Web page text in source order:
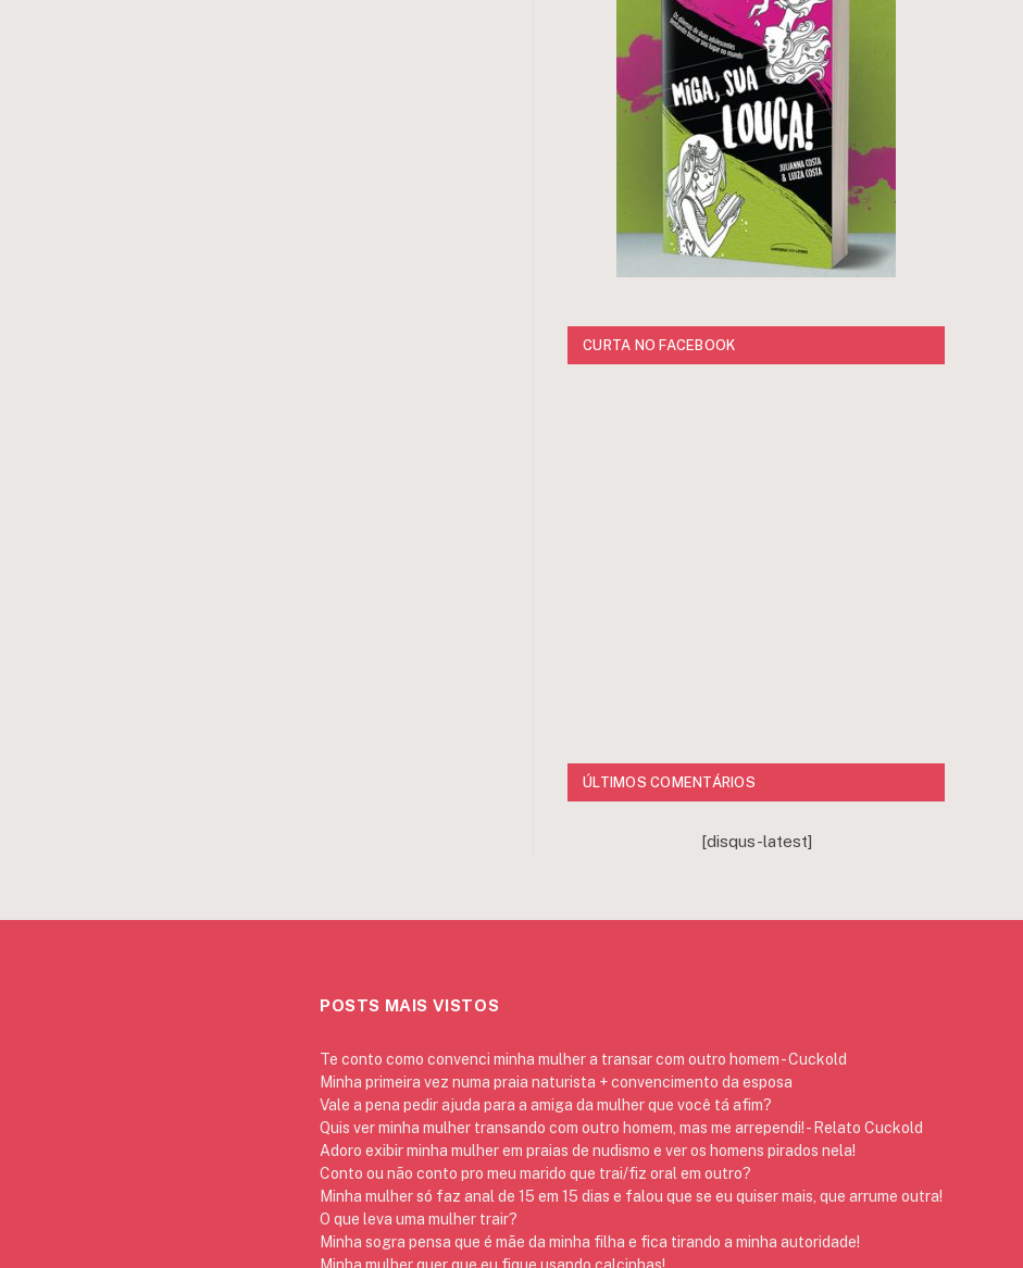
CURTA NO FACEBOOK
ÚLTIMOS COMENTÁRIOS
[disqus-latest]
POSTS MAIS VISTOS
Te conto como convenci minha mulher a transar com outro homem - Cuckold
Minha primeira vez numa praia naturista + convencimento da esposa
Vale a pena pedir ajuda para a amiga da mulher que você tá afim?
Quis ver minha mulher transando com outro homem, mas me arrependi! - Relato Cuckold
Adoro exibir minha mulher em praias de nudismo e ver os homens pirados nela!
Conto ou não conto pro meu marido que trai/fiz oral em outro?
Minha mulher só faz anal de 15 em 15 dias e falou que se eu quiser mais, que arrume outra!
O que leva uma mulher trair?
Minha sogra pensa que é mãe da minha filha e fica tirando a minha autoridade!
Minha mulher quer que eu fique usando calcinhas!